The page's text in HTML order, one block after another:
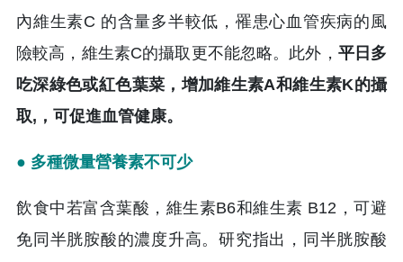
內維生素C 的含量多半較低，罹患心血管疾病的風
險較高，維生素C的攝取更不能忽略。此外， 平日多
吃深綠色或紅色葉菜，增加維生素A和維生素K的攝
取,，可促進血管健康。
● 多種微量營養素不可少
飲食中若富含葉酸，維生素B6和維生素 B12，可避
免同半胱胺酸的濃度升高。研究指出，同半胱胺酸